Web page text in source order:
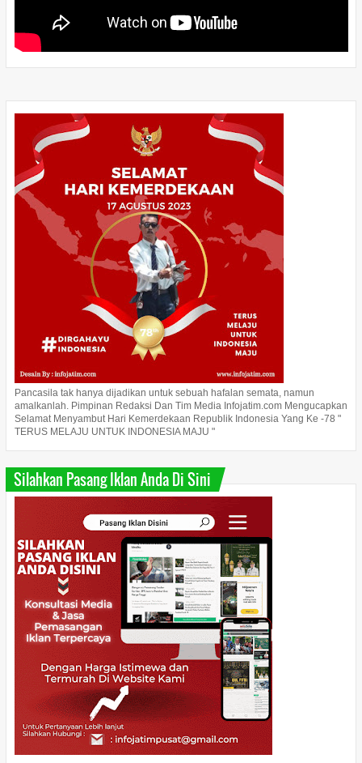
Pancasila tak hanya dijadikan untuk sebuah hafalan semata, namun
amalkanlah. Pimpinan Redaksi Dan Tim Media Infojatim.com Mengucapkan
Selamat Menyambut Hari Kemerdekaan Republik Indonesia Yang Ke -78 "
TERUS MELAJU UNTUK INDONESIA MAJU "
Silahkan Pasang Iklan Anda Di Sini